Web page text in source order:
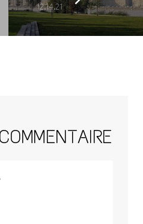
12.14.21